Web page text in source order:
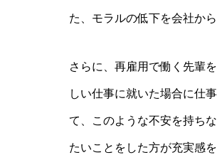
た、モラルの低下を会社か
さらに、再雇用で働く先輩
しい仕事に就いた場合に仕
て、このような不安を持ち
たいことをした方が充実感